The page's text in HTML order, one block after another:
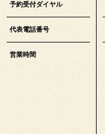
予約受付ダイヤル
代表電話番号
営業時間